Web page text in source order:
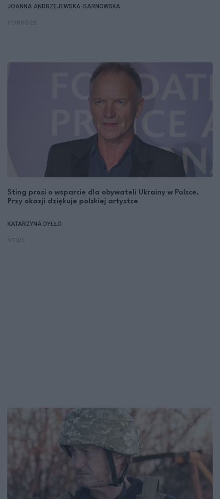
JOANNA ANDRZEJEWSKA-SARNOWSKA
Sting prosi o wsparcie dla obywateli Ukrainy w Polsce.
Przy okazji dziękuje polskiej artystce
KATARZYNA DYŁŁO